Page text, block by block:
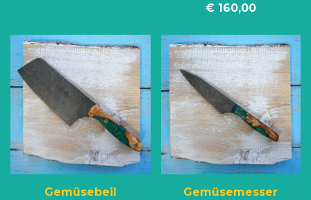
€160,00
Gemüsebeil
Gemüsemesser